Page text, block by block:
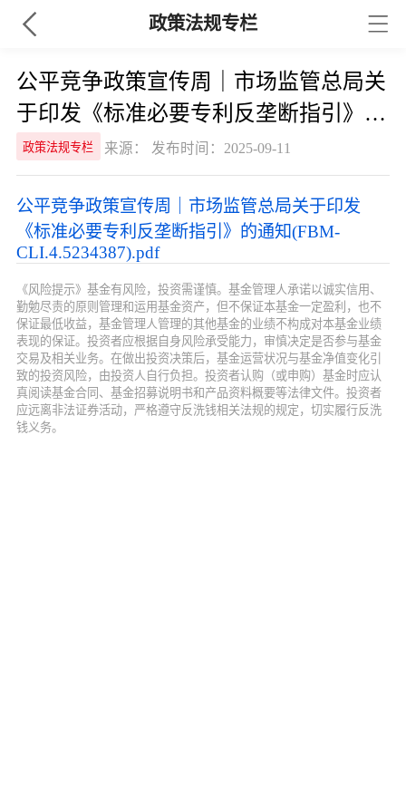
政策法规专栏
公平竞争政策宣传周｜市场监管总局关
于印发《标准必要专利反垄断指引》的
通知(FBM-CLI.4.5234387)
政策法规专栏 来源： 发布时间：2025-09-11
公平竞争政策宣传周｜市场监管总局关于印发
《标准必要专利反垄断指引》的通知(FBM-
CLI.4.5234387).pdf
《风险提示》基金有风险，投资需谨慎。基金管理人承诺以诚实信用、
勤勉尽责的原则管理和运用基金资产，但不保证本基金一定盈利，也不
保证最低收益，基金管理人管理的其他基金的业绩不构成对本基金业绩
表现的保证。投资者应根据自身风险承受能力，审慎决定是否参与基金
交易及相关业务。在做出投资决策后，基金运营状况与基金净值变化引
致的投资风险，由投资人自行负担。投资者认购（或申购）基金时应认
真阅读基金合同、基金招募说明书和产品资料概要等法律文件。投资者
应远离非法证券活动，严格遵守反洗钱相关法规的规定，切实履行反洗
钱义务。